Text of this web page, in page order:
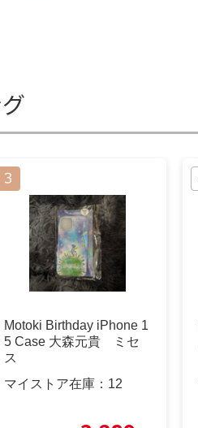
Motoki Birthday iPhone 1
5 Case 大森元貴 ミセ
ス
マイストア在庫： 12